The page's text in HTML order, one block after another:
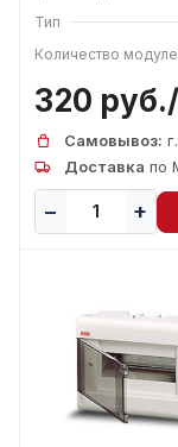
Тип
Количество
320 руб./
Самовывоз:
Доставка по